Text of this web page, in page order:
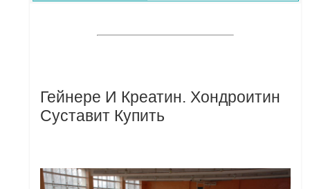
Гейнере И Креатин. Хондроитин
Суставит Купить